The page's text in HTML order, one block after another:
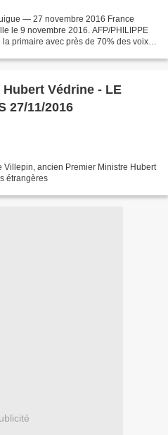
— 27 novembre 2016 France
le 9 novembre 2016. AFP/PHILIPPE
primaire avec près de 70% des voix.
Védrine - LE
27/11/2016
Villepin, ancien Premier Ministre Hubert
étrangères